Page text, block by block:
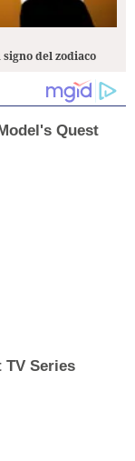
del zodiaco
Quest
TV Series